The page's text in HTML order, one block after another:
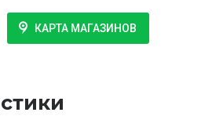
КАРТА МАГАЗИНОВ